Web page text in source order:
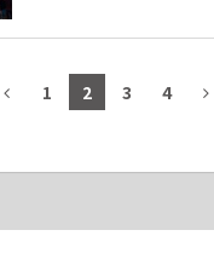
1 2 3 4